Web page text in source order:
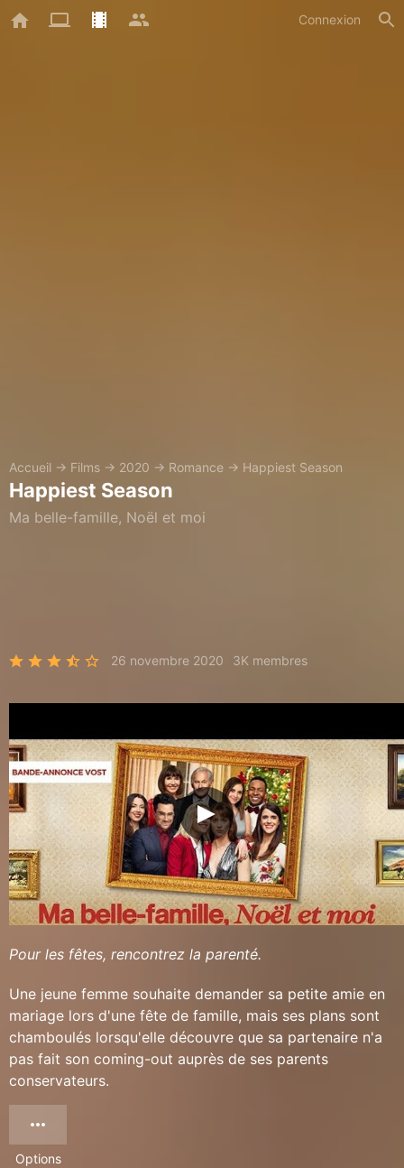
Connexion
Accueil → Films → 2020 → Romance → Happiest Season
Happiest Season
Ma belle-famille, Noël et moi
26 novembre 2020 3K membres
Pour les fêtes, rencontrez la parenté.
Une jeune femme souhaite demander sa petite amie en
mariage lors d'une fête de famille, mais ses plans sont
chamboulés lorsqu'elle découvre que sa partenaire n'a
pas fait son coming-out auprès de ses parents
conservateurs.
Options